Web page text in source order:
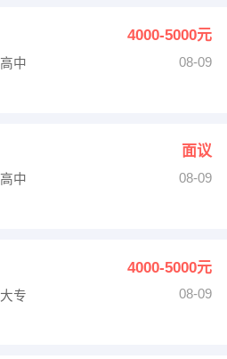
4000-5000元
高中
08-09
面议
高中
08-09
4000-5000元
大专
08-09